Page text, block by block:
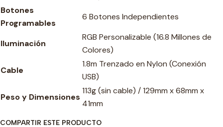
Botones
Programables
6 Botones Independientes
Iluminación
RGB Personalizable (16.8 Millones de
Colores)
Cable
1.8m Trenzado en Nylon (Conexión
USB)
Peso y Dimensiones
113g (sin cable) / 129mm x 68mm x
41mm
COMPARTIR ESTE PRODUCTO